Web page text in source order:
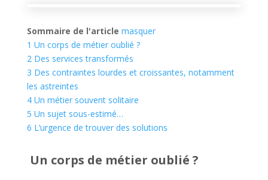
Sommaire de l'article masquer
1 Un corps de métier oublié ?
2 Des services transformés
3 Des contraintes lourdes et croissantes, notamment
les astreintes
4 Un métier souvent solitaire
5 Un sujet sous-estimé…
6 L’urgence de trouver des solutions
Un corps de métier oublié ?